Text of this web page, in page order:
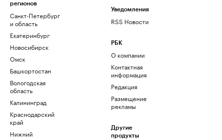
регионов
Санкт-Петербург
и область
Екатеринбург
Новосибирск
Омск
Башкортостан
Вологодская
область
Калининград
Краснодарский
край
Нижний
Уведомления
RSS Новости
РБК
О компании
Контактная
информация
Редакция
Размещение
рекламы
Другие
продукты